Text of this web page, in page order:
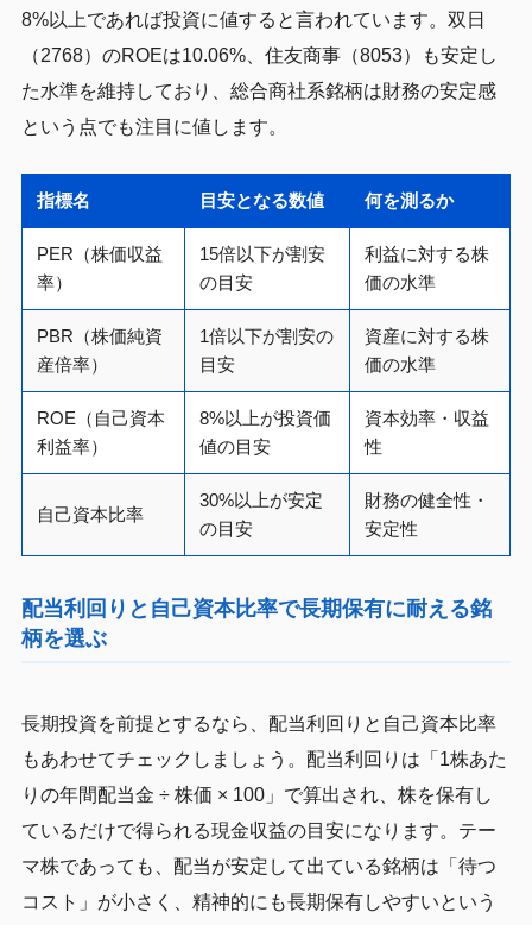
8%以上であれば投資に値すると言われています。双日
（2768）のROEは10.06%、住友商事（8053）も安定し
た水準を維持しており、総合商社系銘柄は財務の安定感
という点でも注目に値します。
指標名 目安となる数値 何を測るか
PER（株価収益
率）
15倍以下が割安
の目安
利益に対する株
価の水準
PBR（株価純資
産倍率）
1倍以下が割安の
目安
資産に対する株
価の水準
ROE（自己資本
利益率）
8%以上が投資価
値の目安
資本効率・収益
性
自己資本比率
30%以上が安定
の目安
財務の健全性・
安定性
配当利回りと自己資本比率で長期保有に耐える銘
柄を選ぶ
長期投資を前提とするなら、配当利回りと自己資本比率
もあわせてチェックしましょう。配当利回りは「1株あた
りの年間配当金 ÷ 株価 × 100」で算出され、株を保有し
ているだけで得られる現金収益の目安になります。テー
マ株であっても、配当が安定して出ている銘柄は「待つ
コスト」が小さく、精神的にも長期保有しやすいという